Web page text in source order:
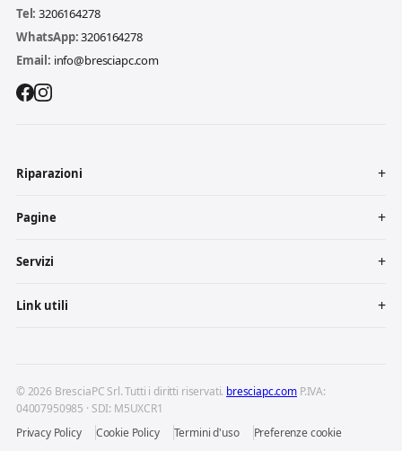
Tel: 3206164278
WhatsApp:3206164278
Email: info@bresciapc.com
Riparazioni
Pagine
Servizi
Link utili
© 2026 BresciaPC Srl. Tutti i diritti riservati. bresciapc.com P.IVA:
04007950985 · SDI: M5UXCR1
Privacy Policy
Cookie Policy Termini d'uso Preferenze cookie